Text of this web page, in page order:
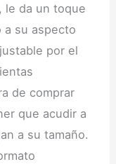
le da un toque
a su aspecto
por el
de comprar
que acudir a
a su tamaño.